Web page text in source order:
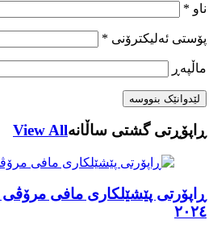
ناو *
پۆستی ئەلیکترۆنی *
ماڵپه‌ڕ
ڕاپۆڕتی گشتی ساڵانهView All
ڕاپۆرتی پێشێلکاری مافی
٢٠٢٤